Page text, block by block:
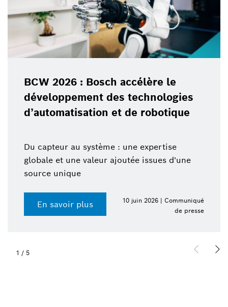
BCW 2026 : Bosch accélère le
développement des technologies
d’automatisation et de robotique
Du capteur au système : une expertise
globale et une valeur ajoutée issues d'une
source unique
En savoir plus
10 juin 2026 | Communiqué
de presse
1 / 5